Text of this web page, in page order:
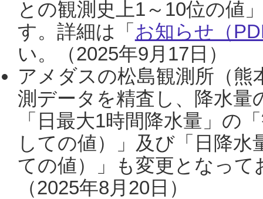
との観測史上1～10位の値
す。詳細は「 お知らせ（
い。（2025年9月17日）
アメダスの松島観測所（熊
測データを精査し、降水
「日最大1時間降水量」の
しての値）」及び「日降
ての値）」も変更となっ
（2025年8月20日）